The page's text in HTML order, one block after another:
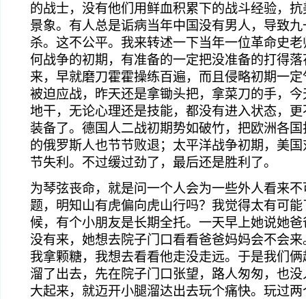
的战士，没有他们用鲜血积累下的战斗经验，
景象。有人总是诟病当年中国没有男人，导致
杀。这不公平。我来转述一下当年一位革命史
何战争的初期，有准备的一定把没准备的打得
来，早就磨刀霍霍操练百遍，而且侵略初期一
被迫应战，昨天还是拿锄头把，拿菜刀的手，
地干，无论心理还是技能，都没有进入状态，
装备了。德国人二战初期势如破竹，把欧洲各
的俄罗斯人也节节败退；太平洋战争初期，美
节失利。不过缓过劲了，最后还是胜利了。
为琴弦丧命，就是问一个人会为一些外人看来
题，明知山有虎偏向虎山行吗？我觉得太有可
候，有个小朋友是长期全托。一天早上她说她
没有来，她想去院子门口看看爸爸妈妈会不会
我拿颗糖，我想去看看他走没走远。于是我们
溜了出去，先在院子门口张望，路人匆匆，也
大起来，就迈开小腿溜达出去玩个痛快。玩过